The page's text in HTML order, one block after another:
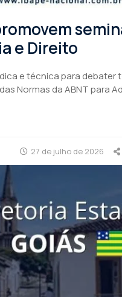
e Direito
e técnica para
Normas da ABNT para
27 de julho de 2026